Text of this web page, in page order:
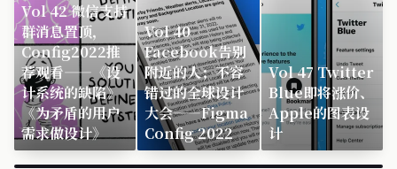
Vol 42 微信支持
群消息置顶，
Config2022推
荐观看——《设
计系统的缺陷》
《为矛盾的用户
需求做设计》
Vol 40
Facebook告别
附近的人；不容
错过的全球设计
大会——Figma
Config 2022
Vol 47 Twitter
Blue即将涨价、
Apple的图表设
计